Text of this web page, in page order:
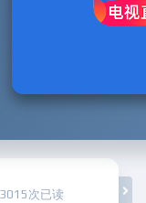
次已读